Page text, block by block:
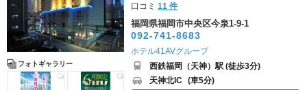
フォトギャラリー
口コミ11 件
福岡県福岡市中央区今泉1-9-1
092-741-8683
ホテル41AVグループ
西鉄福岡（天神）駅 (徒歩3分)
天神北IC (車5分)